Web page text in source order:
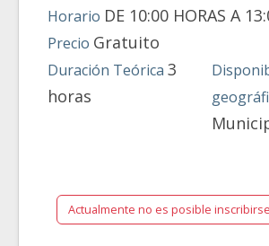
Horario DE 10:00 HORAS A
Precio Gratuito
Duración Teórica 3
horas
Actualmente no es posible